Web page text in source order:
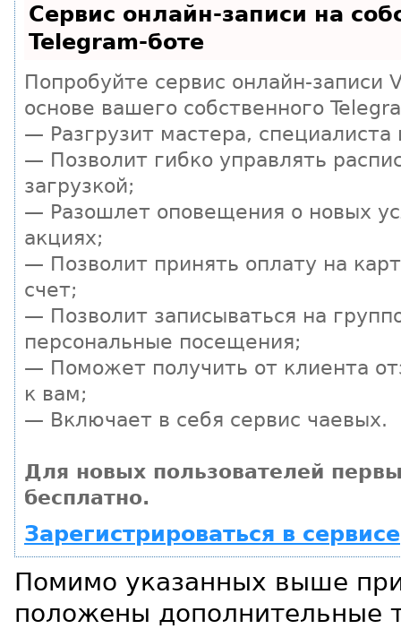
Сервис онлайн-записи на
Telegram-боте
Попробуйте сервис онлайн-записи
основе вашего собственного
— Разгрузит мастера,
— Позволит гибко управлять
загрузкой;
— Разошлет оповещения о новых
акциях;
— Позволит принять оплату на
счет;
— Позволит записываться на
персональные посещения;
— Поможет получить от клиента
к вам;
— Включает в себя сервис чаевых.
Для новых пользователей
бесплатно.
Зарегистрироваться в сервисе
Помимо указанных выше
положены дополнительные